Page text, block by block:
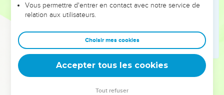
בַּיּ֣וֹם הַה֗וּא יִֽהְיֶה֙ עַל־מְצִלּ֣וֹת הַסּ֔וּס קֹ֖דֶשׁ לַֽיהוָ֑ה וְהָיָ֤ה הַסִּירוֹת֙ בְּבֵ֣ית
וְ֠הָיָה כָּל־סִ֨יר בִּירוּשָׁלִַ֜ם וּבִֽיהוּדָ֗ה קֹ֚דֶשׁ לַיהוָ֣ה צְבָא֔וֹת וּבָ֙אוּ֙
כָּל־הַזֹּ֣בְחִ֔ים וְלָקְח֥וּ מֵהֶ֖ם וּבִשְּׁל֣וּ בָהֶ֑ם וְלֹא־יִהְיֶ֨ה כְנַעֲנִ֥י ע֛וֹד בְּבֵית־יְהוָ֥ה
צְבָא֖וֹת בַּיּ֥וֹם הַהֽוּא׃
Hébreu : © Westminster Leningrad Codex - tanach.us --- Grec : © 2010 by the
Vous permettre d'entrer en contact avec notre service de
relation aux utilisateurs.
Choisir mes cookies
Accepter tous les cookies
Tout refuser